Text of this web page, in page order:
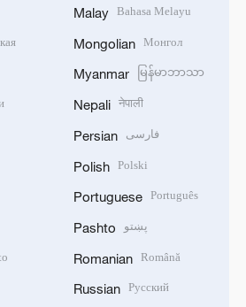
Malay Bahasa Melayu
Mongolian Монгол
Myanmar မြန်မာဘာသာ
Nepali नेपाली
Persian فارسی
Polish Polski
Portuguese Português
Pashto پښتو
Romanian Română
Russian Русский